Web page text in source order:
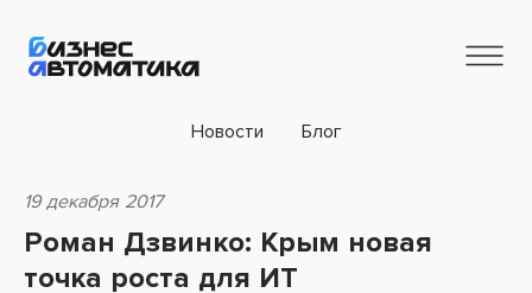
Новости Блог
19 декабря 2017
Роман Дзвинко: Крым новая
точка роста для ИТ